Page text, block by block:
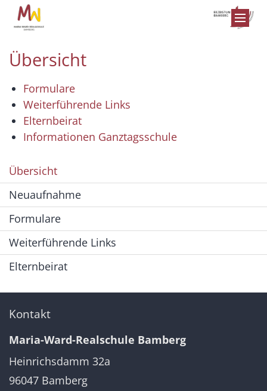
Zum Inhalt springen
Übersicht
Formulare
Weiterführende Links
Elternbeirat
Informationen Ganztagsschule
Übersicht
Neuaufnahme
Formulare
Weiterführende Links
Elternbeirat
Kontakt
Maria-Ward-Realschule Bamberg
Heinrichsdamm 32a
96047 Bamberg